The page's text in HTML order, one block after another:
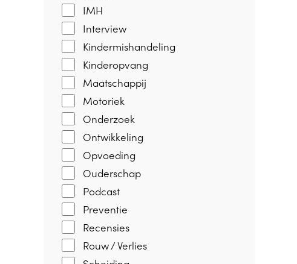
IMH
Interview
Kindermishandeling
Kinderopvang
Maatschappij
Motoriek
Onderzoek
Ontwikkeling
Opvoeding
Ouderschap
Podcast
Preventie
Recensies
Rouw / Verlies